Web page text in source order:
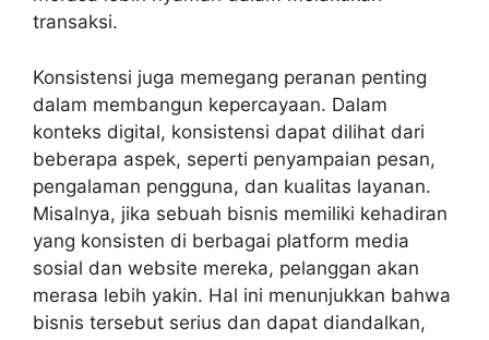
transaksi.
Konsistensi juga memegang peranan penting
dalam membangun kepercayaan. Dalam
konteks digital, konsistensi dapat dilihat dari
beberapa aspek, seperti penyampaian pesan,
pengalaman pengguna, dan kualitas layanan.
Misalnya, jika sebuah bisnis memiliki kehadiran
yang konsisten di berbagai platform media
sosial dan website mereka, pelanggan akan
merasa lebih yakin. Hal ini menunjukkan bahwa
bisnis tersebut serius dan dapat diandalkan,